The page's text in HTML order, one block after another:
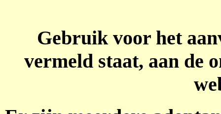
Gebruik voor het
vermeld staat, aan de